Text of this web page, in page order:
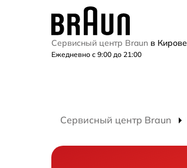
Сервисный центр Braun в Кирове
Ежедневно с 9:00 до 21:00
Сервисный центр Braun